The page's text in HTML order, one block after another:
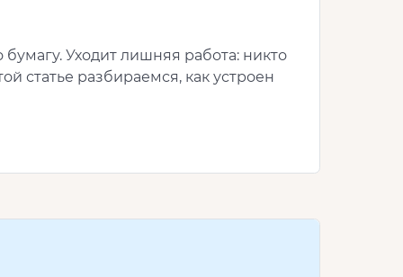
Уходит лишняя работа: никто
статье разбираемся, как устроен